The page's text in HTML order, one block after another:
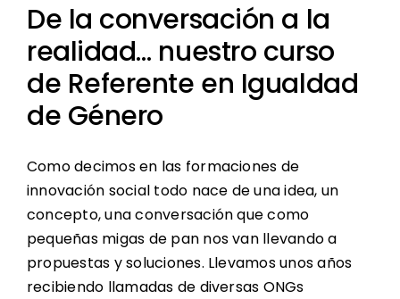
Portal de transparencia
Blog Enclave
Contacto
Coordinación de personas
Apuntes de Gestión
Noticias Enclave
Redes de Participación
De la conversación a la
realidad… nuestro curso
de Referente en Igualdad
de Género
Como decimos en las formaciones de
innovación social todo nace de una idea, un
concepto, una conversación que como
pequeñas migas de pan nos van llevando a
propuestas y soluciones. Llevamos unos años
recibiendo llamadas de diversas ONGs